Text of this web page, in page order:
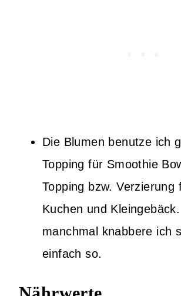
Die Blumen benutze ich
Topping für Smoothie
Topping bzw. Verzierung
Kuchen und Kleingebäck.
manchmal knabbere ich
einfach so.